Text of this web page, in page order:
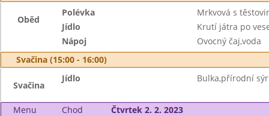
Oběd
Polévka
Mrkvová s
Jídlo
Krutí játra po
Nápoj
Ovocný čaj,voda
Svačina (15:00 - 16:00)
Svačina
Jídlo Bulka,přírodní
Menu Chod
Čtvrtek 2. 2. 2023